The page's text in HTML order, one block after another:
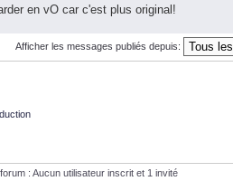
en vO car c'est plus original!
Afficher les messages publiés depuis:
: Aucun utilisateur inscrit et 1 invité